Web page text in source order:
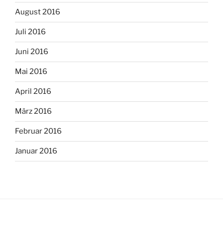
August 2016
Juli 2016
Juni 2016
Mai 2016
April 2016
März 2016
Februar 2016
Januar 2016